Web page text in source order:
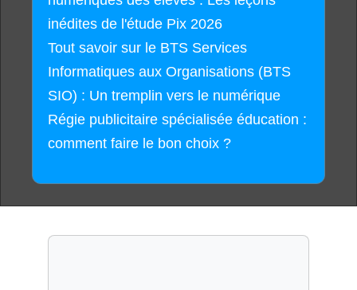
inédites de l'étude Pix 2026
Tout savoir sur le BTS Services
Informatiques aux Organisations (BTS
SIO) : Un tremplin vers le numérique
Régie publicitaire spécialisée éducation :
comment faire le bon choix ?